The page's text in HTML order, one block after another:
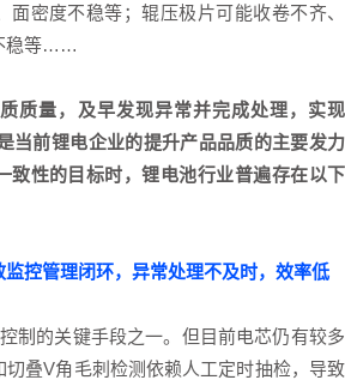
面密度不稳等；辊压极片可能收卷不齐、
稳等……
质量，及早发现异常并完成处理，实现
当前锂电企业的提升产品品质的主要发力
致性的目标时，锂电池行业普遍存在以下
控管理闭环，异常处理不及时，效率低
制的关键手段之一。但目前电芯仍有较多
切叠V角毛刺检测依赖人工定时抽检，导致